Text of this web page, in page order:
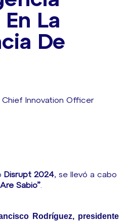
La
De
Chief Innovation Officer
Disrupt 2024, se llevó a cabo
Sabio”
Rodríguez, presidente